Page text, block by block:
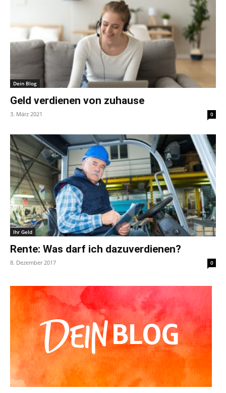
Dein Blog
Geld verdienen von zuhause
3. März 2021 0
Ihr Geld
Rente: Was darf ich dazuverdienen?
8. Dezember 2017 0